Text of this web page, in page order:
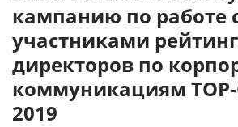
кампанию по работе
участниками
директоров по
коммуникациям TOP-
2019